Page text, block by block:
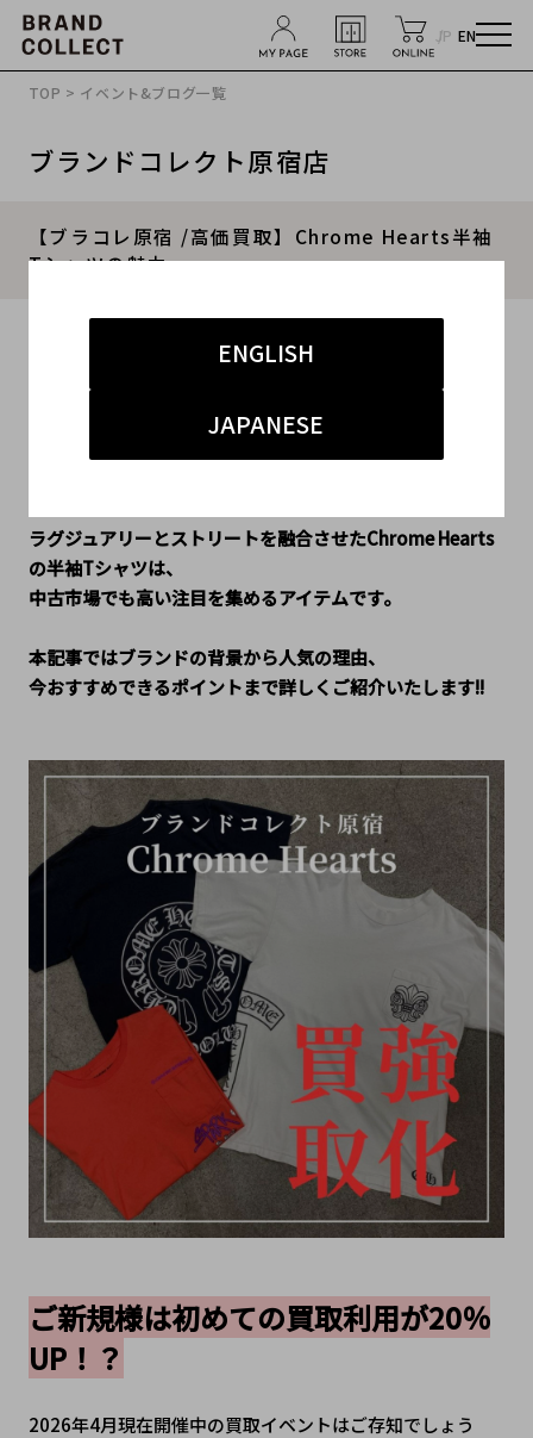
JP EN
ENGLISH
JAPANESE
TOP > イベント&ブログ一覧
ブランドコレクト原宿店
【ブラコレ原宿 /高価買取】Chrome Hearts半袖
Tシャツの魅力
#クロムハーツ
#買取キャンペーン
ラグジュアリーとストリートを融合させたChrome Hearts
の半袖Tシャツは、
中古市場でも高い注目を集めるアイテムです。
本記事ではブランドの背景から人気の理由、
今おすすめできるポイントまで詳しくご紹介いたします!!
ご新規様は初めての買取利用が20％
UP！？
2026年4月現在開催中の買取イベントはご存知でしょう